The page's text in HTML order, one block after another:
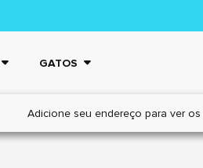
GATOS
Adicione seu endereço para ver os